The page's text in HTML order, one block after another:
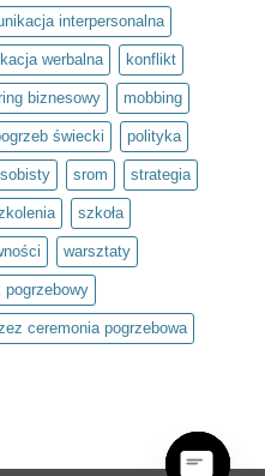
interpersonalna
werbalna konflikt
biznesowy mobbing
świecki polityka
srom strategia
szkoła
warsztaty
pogrzebowy
ceremonia pogrzebowa